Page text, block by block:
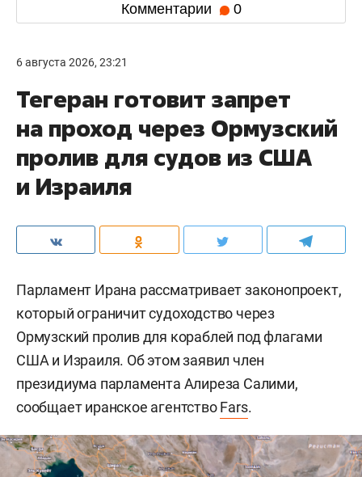
Комментарии 0
6 августа 2026, 23:21
Тегеран готовит запрет
на проход через Ормузский
пролив для судов из США
и Израиля
Парламент Ирана рассматривает законопроект,
который ограничит судоходство через
Ормузский пролив для кораблей под флагами
США и Израиля. Об этом заявил член
президиума парламента Алиреза Салими,
сообщает иранское агентствоFars.